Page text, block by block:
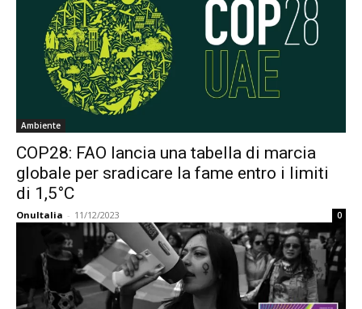
Ambiente
COP28: FAO lancia una tabella di marcia
globale per sradicare la fame entro i limiti
di 1,5°C
OnuItalia - 11/12/2023 0